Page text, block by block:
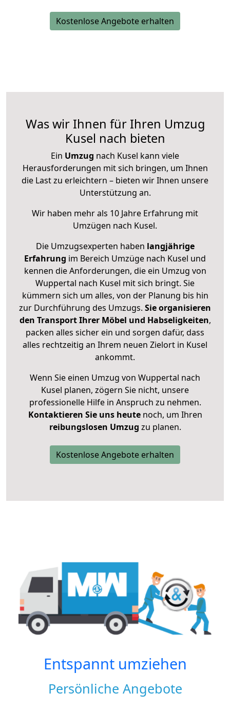
Kostenlose Angebote erhalten
Was wir Ihnen für Ihren Umzug
Kusel nach bieten
Ein Umzug nach Kusel kann viele
Herausforderungen mit sich bringen, um Ihnen
die Last zu erleichtern – bieten wir Ihnen unsere
Unterstützung an.
Wir haben mehr als 10 Jahre Erfahrung mit
Umzügen nach Kusel.
Die Umzugsexperten haben langjährige
Erfahrung im Bereich Umzüge nach Kusel und
kennen die Anforderungen, die ein Umzug von
Wuppertal nach Kusel mit sich bringt. Sie
kümmern sich um alles, von der Planung bis hin
zur Durchführung des Umzugs. Sie organisieren
den Transport Ihrer Möbel und Habseligkeiten,
packen alles sicher ein und sorgen dafür, dass
alles rechtzeitig an Ihrem neuen Zielort in Kusel
ankommt.
Wenn Sie einen Umzug von Wuppertal nach
Kusel planen, zögern Sie nicht, unsere
professionelle Hilfe in Anspruch zu nehmen.
Kontaktieren Sie uns heutenoch, um Ihren
reibungslosen Umzug zu planen.
Kostenlose Angebote erhalten
Entspannt umziehen
Persönliche Angebote